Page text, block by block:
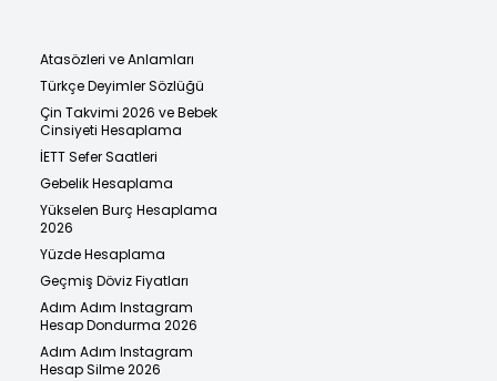
Atasözleri ve Anlamları
Türkçe Deyimler Sözlüğü
Çin Takvimi 2026 ve Bebek
Cinsiyeti Hesaplama
İETT Sefer Saatleri
Gebelik Hesaplama
Yükselen Burç Hesaplama
2026
Yüzde Hesaplama
Geçmiş Döviz Fiyatları
Adım Adım Instagram
Hesap Dondurma 2026
Adım Adım Instagram
Hesap Silme 2026